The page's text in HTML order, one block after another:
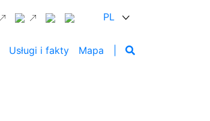
PL
Usługi i fakty Mapa